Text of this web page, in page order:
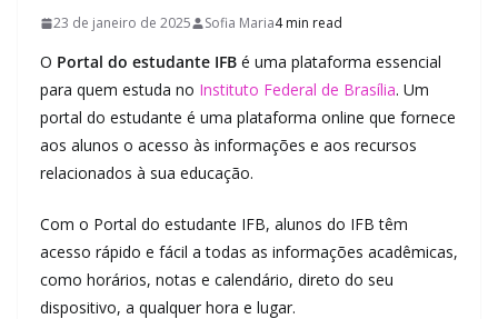
23 de janeiro de 2025 Sofia Maria4 min read
O Portal do estudante IFB é uma plataforma essencial
para quem estuda no Instituto Federal de Brasília. Um
portal do estudante é uma plataforma online que fornece
aos alunos o acesso às informações e aos recursos
relacionados à sua educação.
Com o Portal do estudante IFB, alunos do IFB têm
acesso rápido e fácil a todas as informações acadêmicas,
como horários, notas e calendário, direto do seu
dispositivo, a qualquer hora e lugar.